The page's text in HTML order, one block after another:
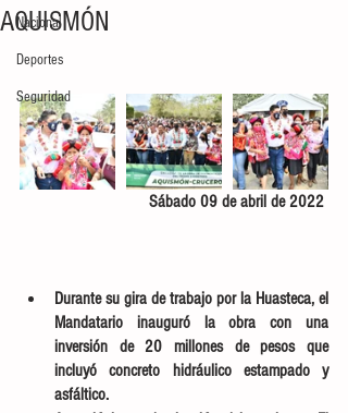
Nacional
Deportes
Seguridad
AQUISMÓN
Sábado 09 de abril de 2022
Durante su gira de trabajo por la Huasteca, el
Mandatario inauguró la obra con una
inversión de 20 millones de pesos que
incluyó concreto hidráulico estampado y
asfáltico.